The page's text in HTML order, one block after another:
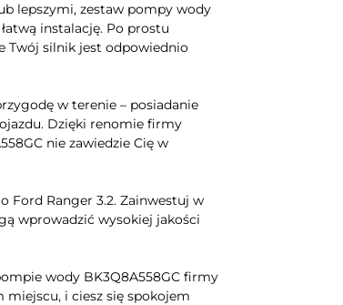
lepszymi, zestaw pompy wody
instalację. Po prostu
Twój silnik jest odpowiednio
w terenie – posiadanie
Dzięki renomie firmy
nie zawiedzie Cię w
Ford Ranger 3.2. Zainwestuj w
wprowadzić wysokiej jakości
wody BK3Q8A558GC firmy
miejscu, i ciesz się spokojem